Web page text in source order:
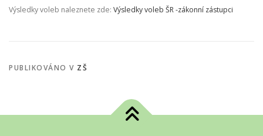
Výsledky voleb naleznete zde: Výsledky voleb ŠR -zákonní zástupci
PUBLIKOVÁNO V ZŠ